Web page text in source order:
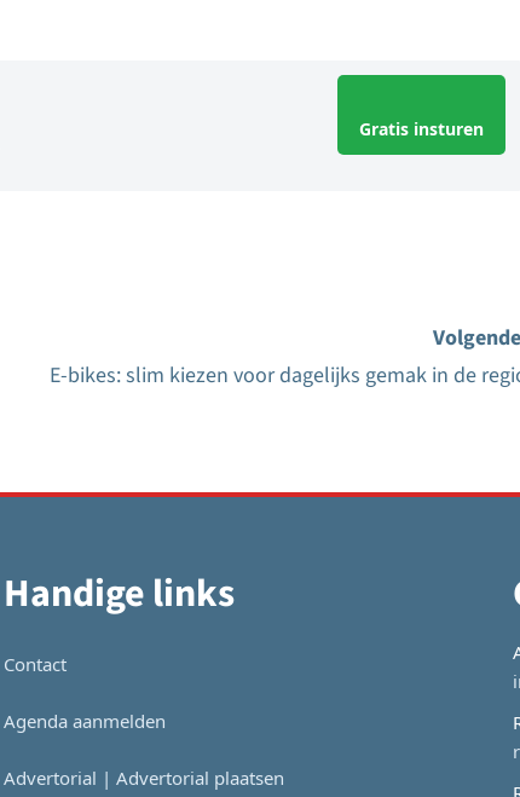
Gratis insturen
E-bikes: slim kiezen voor dagelijks gemak in de
Handige links
Contact
Agenda aanmelden
Advertorial | Advertorial plaatsen